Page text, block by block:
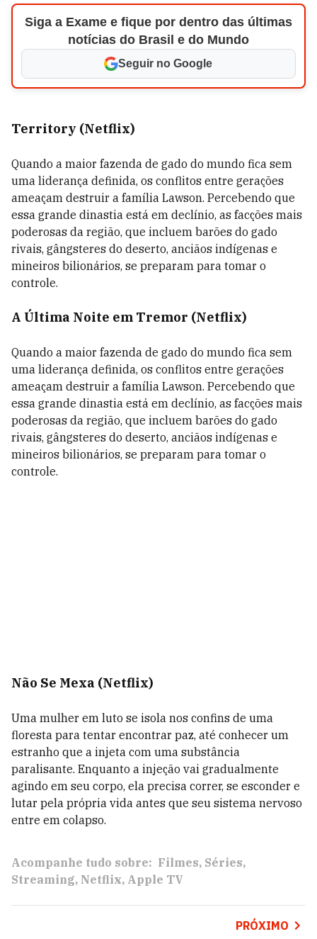
Siga a Exame e fique por dentro das últimas
notícias do Brasil e do Mundo
Seguir no Google
Territory (Netflix)
Quando a maior fazenda de gado do mundo fica sem
uma liderança definida, os conflitos entre gerações
ameaçam destruir a família Lawson. Percebendo que
essa grande dinastia está em declínio, as facções mais
poderosas da região, que incluem barões do gado
rivais, gângsteres do deserto, anciãos indígenas e
mineiros bilionários, se preparam para tomar o
controle.
A Última Noite em Tremor (Netflix)
Quando a maior fazenda de gado do mundo fica sem
uma liderança definida, os conflitos entre gerações
ameaçam destruir a família Lawson. Percebendo que
essa grande dinastia está em declínio, as facções mais
poderosas da região, que incluem barões do gado
rivais, gângsteres do deserto, anciãos indígenas e
mineiros bilionários, se preparam para tomar o
controle.
Não Se Mexa (Netflix)
Uma mulher em luto se isola nos confins de uma
floresta para tentar encontrar paz, até conhecer um
estranho que a injeta com uma substância
paralisante. Enquanto a injeção vai gradualmente
agindo em seu corpo, ela precisa correr, se esconder e
lutar pela própria vida antes que seu sistema nervoso
entre em colapso.
Acompanhe tudo sobre: Filmes Séries
Streaming Netflix Apple TV
PRÓXIMO